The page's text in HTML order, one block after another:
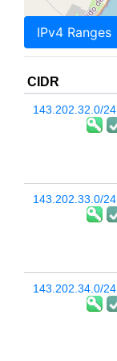
IPv4 Ranges
CIDR
143.202.32.0/24
143.202.33.0/24
143.202.34.0/24